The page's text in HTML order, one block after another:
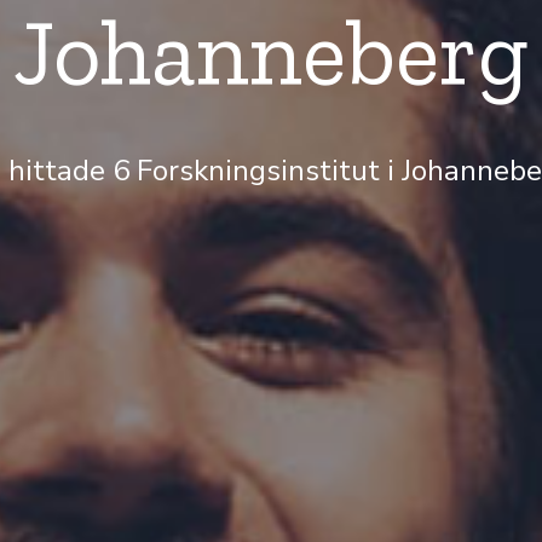
Johanneberg
hittade 6 Forskningsinstitut i